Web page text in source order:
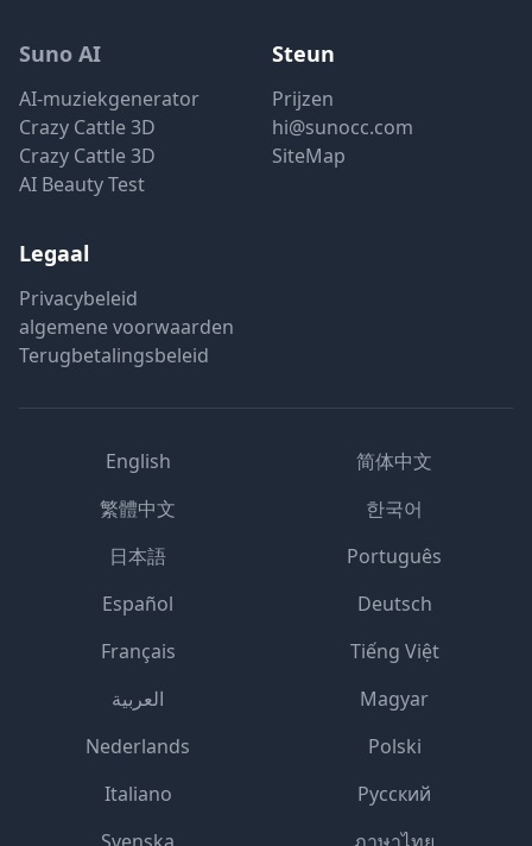
Suno AI
AI-muziekgenerator
Crazy Cattle 3D
Crazy Cattle 3D
AI Beauty Test
Steun
Prijzen
hi@sunocc.com
SiteMap
Legaal
Privacybeleid
algemene voorwaarden
Terugbetalingsbeleid
English
简体中文
繁體中文
한국어
日本語
Português
Español
Deutsch
Français
Tiếng Việt
العربية
Magyar
Nederlands
Polski
Italiano
Русский